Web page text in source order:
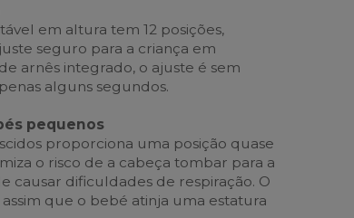
em altura tem 12 posições,
seguro para a criança em
arnês integrado, o ajuste é sem
alguns segundos.
pequenos
proporciona uma posição quase
o risco de a cabeça tombar para a
causar dificuldades de respiração. O
que o bebé atinja uma estatura